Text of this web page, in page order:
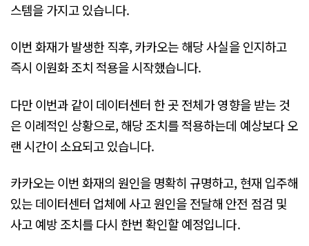
스템을 가지고 있습니다.
이번 화재가 발생한 직후, 카카오는 해당 사실을 인지하고
즉시 이원화 조치 적용을 시작했습니다.
다만 이번과 같이 데이터센터 한 곳 전체가 영향을 받는 것
은 이례적인 상황으로, 해당 조치를 적용하는데 예상보다 오
랜 시간이 소요되고 있습니다.
카카오는 이번 화재의 원인을 명확히 규명하고, 현재 입주해
있는 데이터센터 업체에 사고 원인을 전달해 안전 점검 및
사고 예방 조치를 다시 한번 확인할 예정입니다.